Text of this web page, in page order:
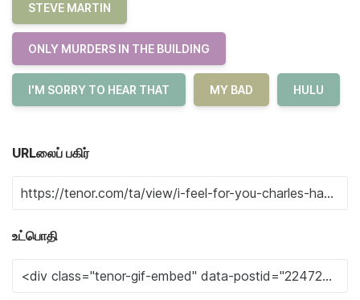
STEVE MARTIN
ONLY MURDERS IN THE BUILDING
I'M SORRY TO HEAR THAT MY BAD HULU
URLலைப் பகிர்
உட்பொதி